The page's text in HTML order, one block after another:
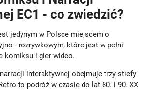
EC1 - co zwiedzić?
jedynym w Polsce miejscem o
- rozrywkowym, które jest w pełni
komiksu i gier wideo.
interaktywnej obejmuje trzy strefy
to podróż w czasie do lat 80. i 90. XX